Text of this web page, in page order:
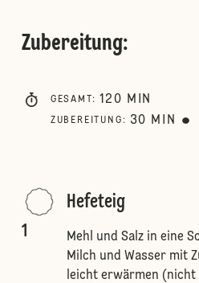
Zubereitung:
GESAMT : 120 MIN
ZUBEREITUNG : 30 MIN
1
Hefeteig
Mehl und Salz in eine
Milch und Wasser mit
leicht erwärmen (nicht